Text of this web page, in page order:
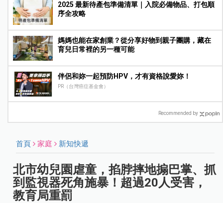
2025 最新待產包準備清單｜入院必備物品、打包順
序全攻略
媽媽也能在家創業？從分享好物到親子團購，藏在
育兒日常裡的另一種可能
伴侶和妳一起預防HPV，才有資格說愛妳！
PR（台灣癌症基金會）
Recommended by
首頁 家庭 新知快遞
北市幼兒園虐童，掐脖摔地搧巴掌、抓
到監視器死角施暴！超過20人受害，
教育局重罰